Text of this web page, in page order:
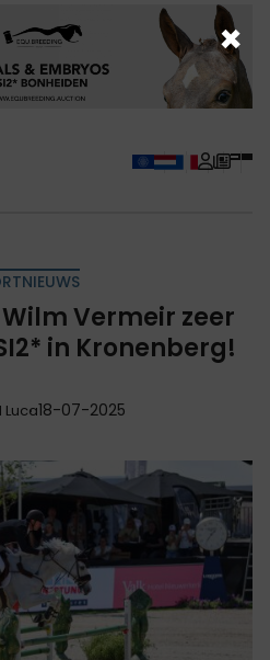
Vermeir zeer
in Kronenberg!
Luca18-07-2025
×